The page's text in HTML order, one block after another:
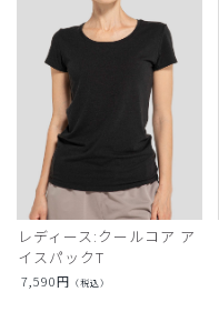
レディース:クールコア ア
イスパックT
7,590円 （税込）